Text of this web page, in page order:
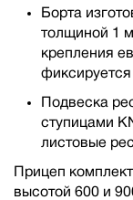
Борта
толщиной 1
крепления
Подвеска
ступицами
листовые
Прицеп
высотой 600 и